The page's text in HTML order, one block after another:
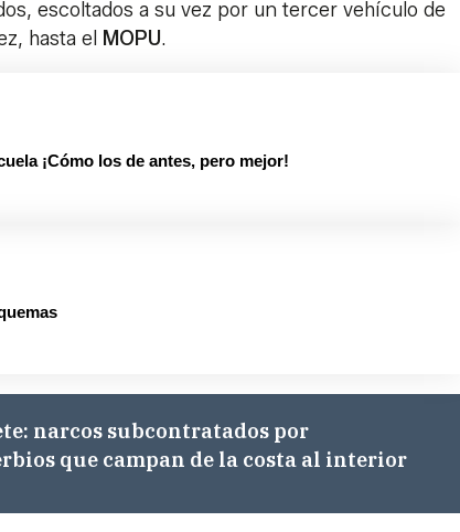
escoltados a su vez por un tercer vehículo de
hasta el MOPU.
¡Cómo los de antes, pero mejor!
narcos subcontratados por
que campan de la costa al interior